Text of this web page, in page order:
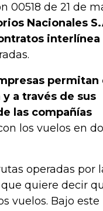
00518 de 21 de
Nacionales
interlínea
permitan
a través de sus
las compañías
los vuelos en
operadas por
quiere decir
vuelos. Bajo este